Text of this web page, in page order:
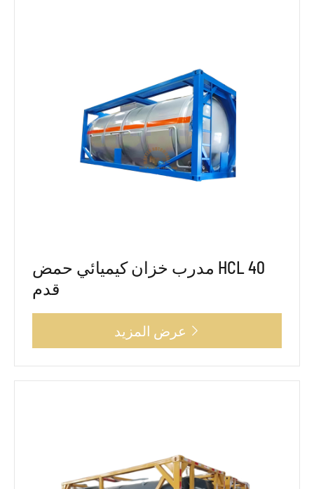
مدرب خزان كيميائي حمض HCL 40
قدم
عرض المزيد 